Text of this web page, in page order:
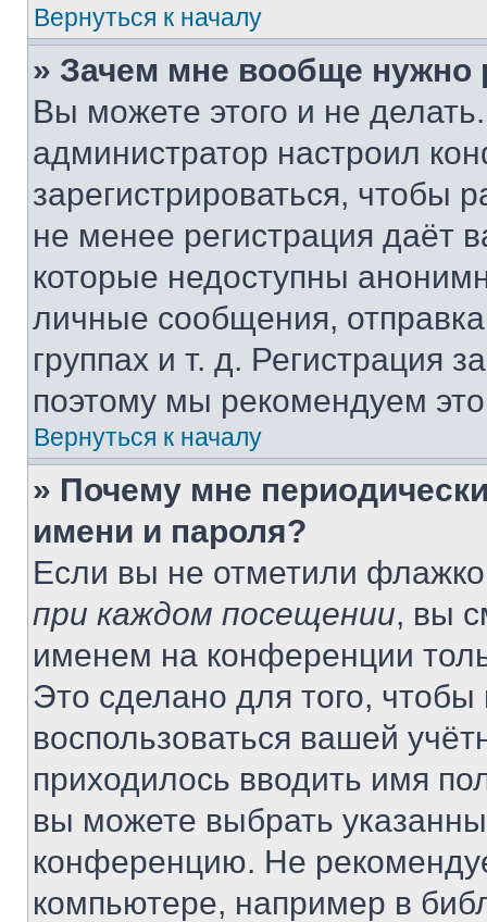
Вернуться к началу
» Зачем мне вообще нужно
Вы можете этого и не
администратор настроил
зарегистрироваться, чтобы
не менее регистрация даёт
которые недоступны
личные сообщения,
группах и т. д. Регистрация
поэтому мы рекомендуем
Вернуться к началу
» Почему мне
имени и пароля?
Если вы не отметили
при каждом посещении, вы
именем на конференции
Это сделано для того, чтобы
воспользоваться вашей
приходилось вводить имя
вы можете выбрать
конференцию. Не
компьютере, например в